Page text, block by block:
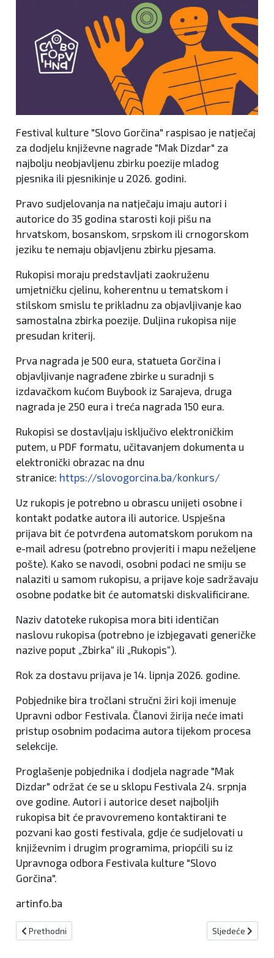
Festival kulture "Slovo Gorčina" raspisao je natječaj
za dodjelu književne nagrade "Mak Dizdar" za
najbolju neobjavljenu zbirku poezije mladog
pjesnika ili pjesnikinje u 2026. godini.
Pravo sudjelovanja na natječaju imaju autori i
autorice do 35 godina starosti koji pišu na
hrvatskom, bosanskom, srpskom ili crnogorskom
jeziku te nemaju objavljenu zbirku pjesama.
Rukopisi moraju predstavljati zaokruženu
umjetničku cjelinu, koherentnu u tematskom i
stilskom smislu te prikladnu za objavljivanje kao
samostalna zbirka poezije. Duljina rukopisa nije
presudan kriterij.
Prva nagrada je 500 eura, statueta Gorčina i
objavljivanje nagrađene zbirke u suradnji s
izdavačkom kućom Buybook iz Sarajeva, druga
nagrada je 250 eura i treća nagrada 150 eura.
Rukopisi se dostavljaju isključivo elektroničkim
putem, u PDF formatu, učitavanjem dokumenta u
elektronički obrazac na dnu
stranice: https://slovogorcina.ba/konkurs/
Uz rukopis je potrebno u obrascu unijeti osobne i
kontakt podatke autora ili autorice. Uspješna
prijava bit će potvrđena automatskom porukom na
e-mail adresu (potrebno provjeriti i mapu neželjene
pošte). Kako se navodi, osobni podaci ne smiju se
nalaziti u samom rukopisu, a prijave koje sadržavaju
osobne podatke bit će automatski diskvalificirane.
Naziv datoteke rukopisa mora biti identičan
naslovu rukopisa (potrebno je izbjegavati generičke
nazive poput „Zbirka“ ili „Rukopis“).
Rok za dostavu prijava je 14. lipnja 2026. godine.
Pobjednike bira tročlani stručni žiri koji imenuje
Upravni odbor Festivala. Članovi žirija neće imati
pristup osobnim podacima autora tijekom procesa
selekcije.
Proglašenje pobjednika i dodjela nagrade "Mak
Dizdar" održat će se u sklopu Festivala 24. srpnja
ove godine. Autori i autorice deset najboljih
rukopisa bit će pravovremeno kontaktirani te
pozvani kao gosti festivala, gdje će sudjelovati u
književnim i drugim programima, priopćili su iz
Upravnoga odbora Festivala kulture "Slovo
Gorčina".
artinfo.ba
Prethodni članak: Novotravnički ljetopis 2025.: Četvrto izdanje
Prethodni Sljedeći
Sljedeće